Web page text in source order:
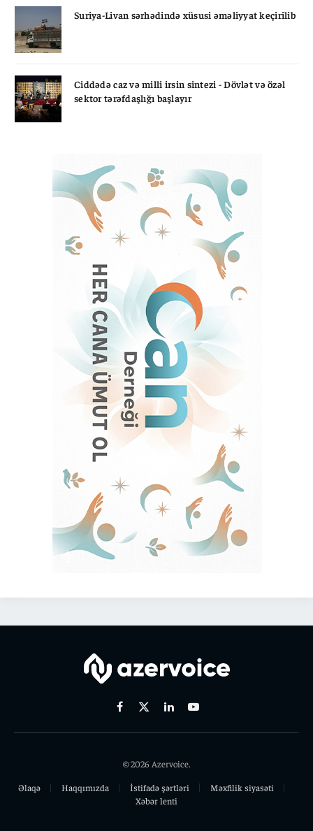
Suriya-Livan sərhədində xüsusi əməliyyat keçirilib
Ciddədə caz və milli irsin sintezi - Dövlət və özəl
sektor tərəfdaşlığı başlayır
Facebook
X
LinkedinYoutube
© 2026 Azervoice.
Əlaqə
Haqqımızda İstifadə şərtləri
Məxfilik siyasəti
Xəbər lenti